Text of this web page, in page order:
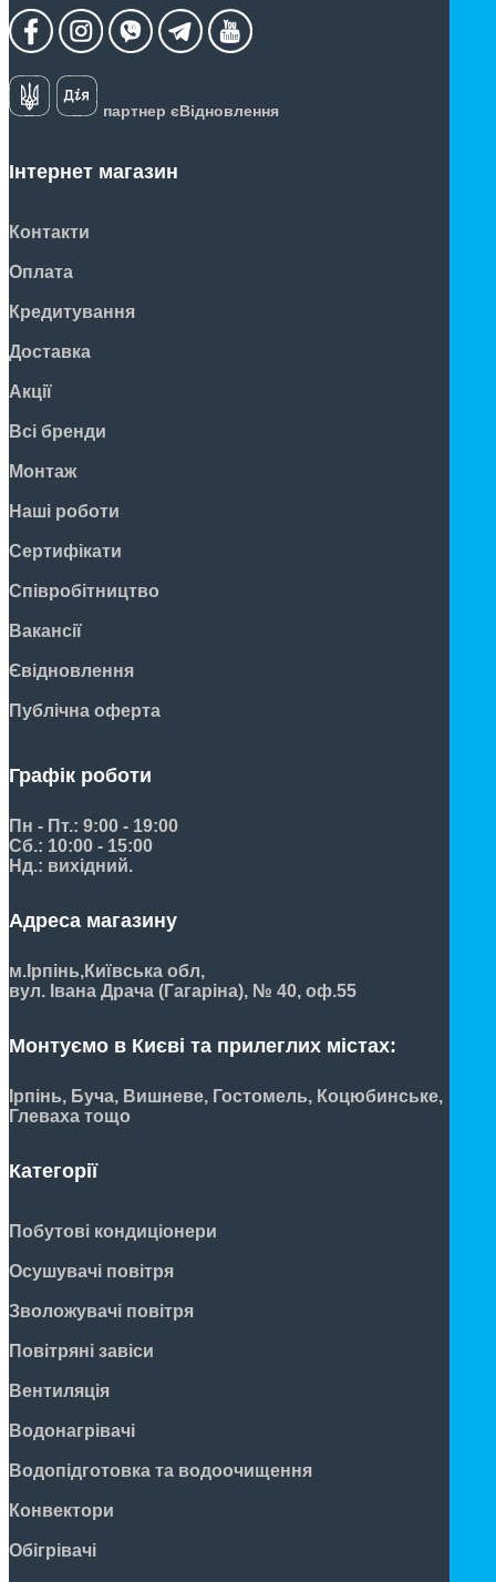
партнер єВідновлення
Інтернет магазин
Контакти
Оплата
Кредитування
Доставка
Акції
Всі бренди
Монтаж
Наші роботи
Сертифікати
Співробітництво
Вакансії
Євідновлення
Публічна оферта
Графік роботи
Пн - Пт.: 9:00 - 19:00
Сб.: 10:00 - 15:00
Нд.: вихідний.
Адреса магазину
м.Ірпінь,Київська обл,
вул. Івана Драча (Гагаріна), № 40, оф.55
Монтуємо в Києві та прилеглих містах:
Ірпінь, Буча, Вишневе, Гостомель, Коцюбинське,
Глеваха тощо
Категорії
Побутові кондиціонери
Осушувачі повітря
Зволожувачі повітря
Повітряні завіси
Вентиляція
Водонагрівачі
Водопідготовка та водоочищення
Конвектори
Обігрівачі